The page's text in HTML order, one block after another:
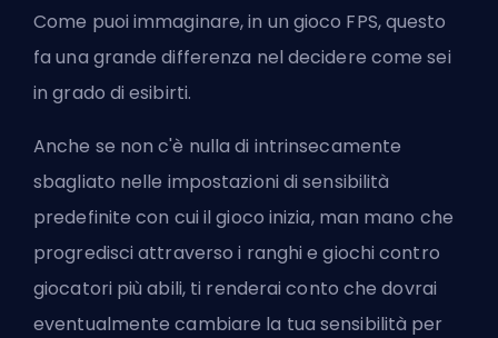
Come puoi immaginare, in un gioco FPS, questo
fa una grande differenza nel decidere come sei
in grado di esibirti.
Anche se non c'è nulla di intrinsecamente
sbagliato nelle impostazioni di sensibilità
predefinite con cui il gioco inizia, man mano che
progredisci attraverso i ranghi e giochi contro
giocatori più abili, ti renderai conto che dovrai
eventualmente cambiare la tua sensibilità per